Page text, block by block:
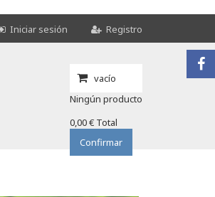
Iniciar sesión
Registro
vacío
Ningún producto
0,00 € Total
Confirmar